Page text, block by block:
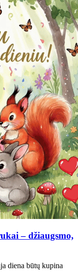
– džiaugsmo,
diena būtų kupina